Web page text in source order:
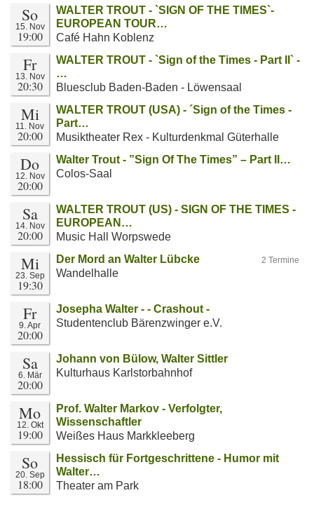
So
15. Nov
19:00
WALTER TROUT - `SIGN OF THE TIMES`-
EUROPEAN TOUR…
Café Hahn Koblenz
Fr
13. Nov
20:30
WALTER TROUT - `Sign of the Times - Part II` -
…
Bluesclub Baden-Baden - Löwensaal
Mi
11. Nov
20:00
WALTER TROUT (USA) - ´Sign of the Times -
Part…
Musiktheater Rex - Kulturdenkmal Güterhalle
Do
12. Nov
20:00
Walter Trout - ”Sign Of The Times” – Part II…
Colos-Saal
Sa
14. Nov
20:00
WALTER TROUT (US) - SIGN OF THE TIMES -
EUROPEAN…
Music Hall Worpswede
Mi
23. Sep
19:30
2 Termine
Der Mord an Walter Lübcke
Wandelhalle
Fr
9. Apr
20:00
Josepha Walter - - Crashout -
Studentenclub Bärenzwinger e.V.
Sa
6. Mär
20:00
Johann von Bülow, Walter Sittler
Kulturhaus Karlstorbahnhof
Mo
12. Okt
19:00
Prof. Walter Markov - Verfolgter,
Wissenschaftler
Weißes Haus Markkleeberg
So
20. Sep
18:00
Hessisch für Fortgeschrittene - Humor mit
Walter…
Theater am Park